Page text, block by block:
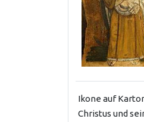
Ikone auf
Christus und